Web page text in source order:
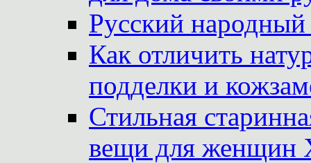
Русский
Как отличить
подделки и
Стильная
вещи для женщин